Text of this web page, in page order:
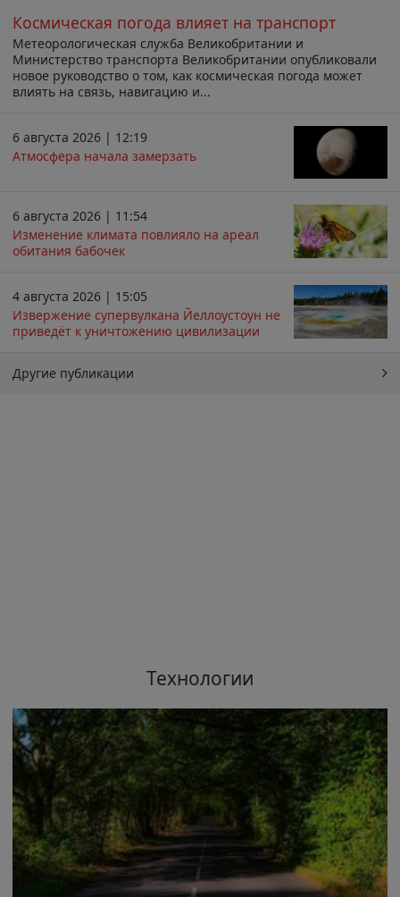
Космическая погода влияет на транспорт
Метеорологическая служба Великобритании и
Министерство транспорта Великобритании опубликовали
новое руководство о том, как космическая погода может
влиять на связь, навигацию и...
6 августа 2026 | 12:19
Атмосфера начала замерзать
6 августа 2026 | 11:54
Изменение климата повлияло на ареал
обитания бабочек
4 августа 2026 | 15:05
Извержение супервулкана Йеллоустоун не
приведёт к уничтожению цивилизации
Другие публикации
Технологии